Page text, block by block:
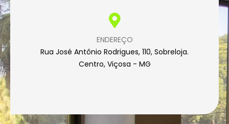
ENDEREÇO
Rua José Antônio Rodrigues, 110, Sobreloja.
Centro, Viçosa - MG